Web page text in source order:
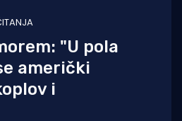
"U pola
američki
i